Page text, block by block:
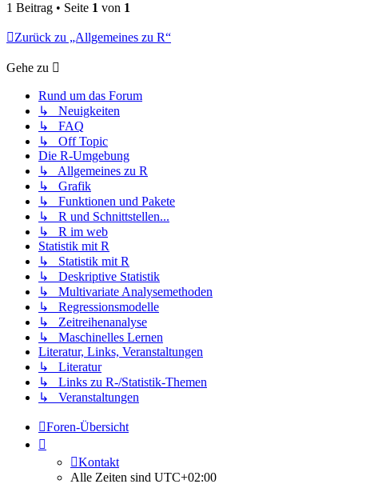
1 Beitrag • Seite 1 von 1
Zurück zu „Allgemeines zu R“
Gehe zu
Rund um das Forum
↳ Neuigkeiten
↳ FAQ
↳ Off Topic
Die R-Umgebung
↳ Allgemeines zu R
↳ Grafik
↳ Funktionen und Pakete
↳ R und Schnittstellen...
↳ R im web
Statistik mit R
↳ Statistik mit R
↳ Deskriptive Statistik
↳ Multivariate Analysemethoden
↳ Regressionsmodelle
↳ Zeitreihenanalyse
↳ Maschinelles Lernen
Literatur, Links, Veranstaltungen
↳ Literatur
↳ Links zu R-/Statistik-Themen
↳ Veranstaltungen
Foren-Übersicht
Kontakt
Alle Zeiten sind UTC+02:00